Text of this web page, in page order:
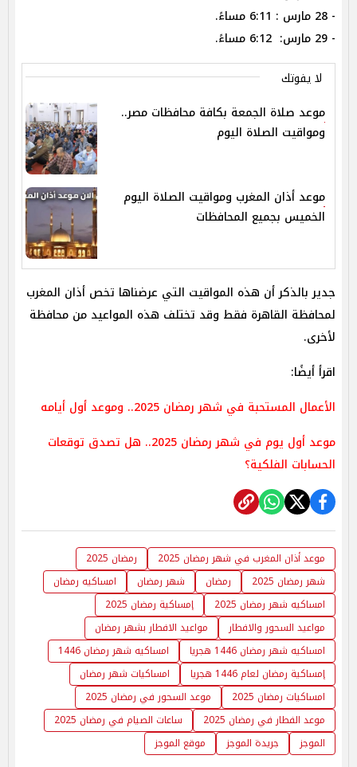
- 28 مارس : 6:11 مساءً.
- 29 مارس: 6:12 مساءً.
لا يفوتك
موعد صلاة الجمعة بكافة محافظات مصر..
ومواقيت الصلاة اليوم
موعد أذان المغرب ومواقيت الصلاة اليوم
الخميس بجميع المحافظات
جدير بالذكر أن هذه المواقيت التي عرضناها تخص أذان المغرب
لمحافظة القاهرة فقط وقد تختلف هذه المواعيد من محافظة
لأخرى.
اقرأ أيضًا:
الأعمال المستحبة في شهر رمضان 2025.. وموعد أول أيامه
موعد أول يوم في شهر رمضان 2025.. هل تصدق توقعات
الحسابات الفلكية؟
موعد أذان المغرب في شهر رمضان 2025
رمضان 2025
شهر رمضان 2025
رمضان شهر رمضان
امساكيه رمضان
امساكيه شهر رمضان 2025
إمساكية رمضان 2025
مواعيد السحور والافطار
مواعيد الافطار بشهر رمضان
امساكيه شهر رمضان 1446 هجريا
امساكيه شهر رمضان 1446
إمساكية رمضان لعام 1446 هجريا
امساكيات شهر رمضان
امساكيات رمضان 2025
موعد السحور في رمضان 2025
موعد الفطار في رمضان 2025
ساعات الصيام في رمضان 2025
الموجز
جريدة الموجز موقع الموجز